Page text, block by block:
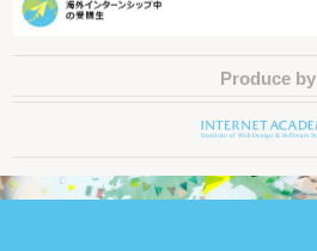
Produce by